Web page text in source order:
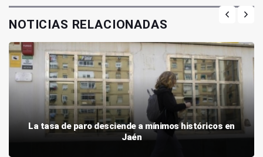
NOTICIAS RELACIONADAS
La tasa de paro desciende a mínimos históricos en
Jaén